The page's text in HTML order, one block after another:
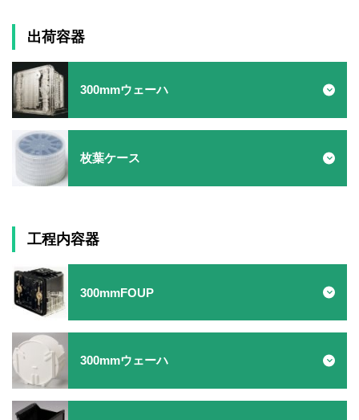
出荷容器
300mmウェーハ
300mm FOSB
環境・資源を考慮し、必要な部品のみを交換することが
できるようデザインされた300mmウェーハ用出荷BOXで
す。
枚葉ケース
300mm 枚葉ケース
工程内容器
300mmFOUP
300mmウェーハ